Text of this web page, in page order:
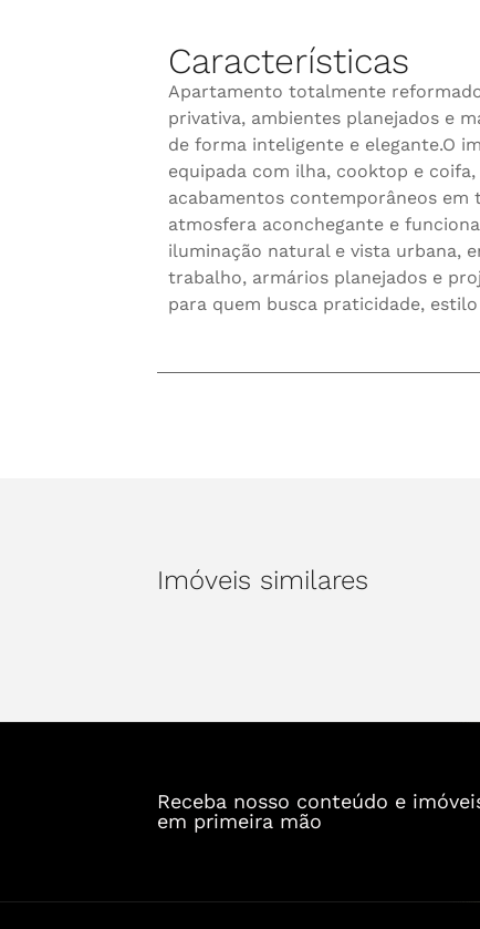
Características
Apartamento totalmente reformado
privativa, ambientes planejados e
de forma inteligente e elegante.O
equipada com ilha, cooktop e
acabamentos contemporâneos
atmosfera aconchegante e
iluminação natural e vista urbana,
trabalho, armários planejados e
para quem busca praticidade,
Imóveis similares
Receba nosso conteúdo e
em primeira mão